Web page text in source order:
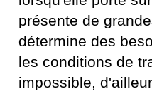
présente de
détermine des
les conditions de
impossible,